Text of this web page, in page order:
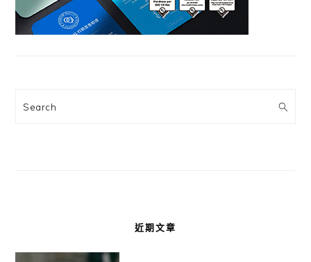
Search
近期文章